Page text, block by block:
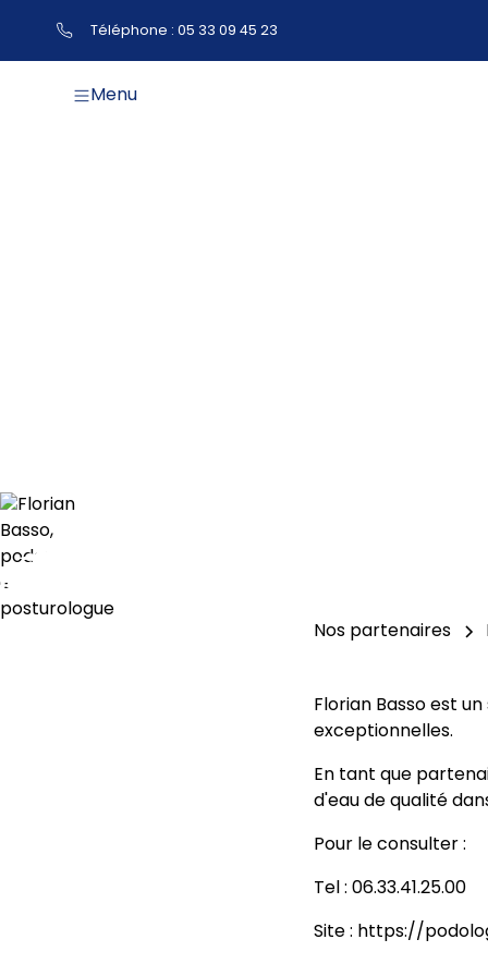
Téléphone : 05 33 09 45 23
Menu
Nos partenaires
Florian Basso est
exceptionnelles.
En tant que
d'eau de qualité
Pour le consulter :
Tel : 06.33.41.25.00
Site : https://